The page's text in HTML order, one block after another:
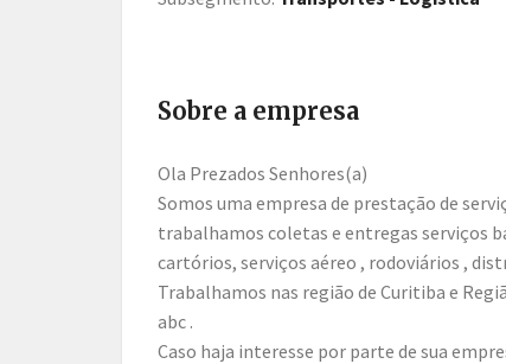
Sobre a empresa
Ola Prezados Senhores(a)
Somos uma empresa de prestação de
trabalhamos coletas e entregas serviços
cartórios, serviços aéreo , rodoviários ,
Trabalhamos nas região de Curitiba e
abc .
Caso haja interesse por parte de sua